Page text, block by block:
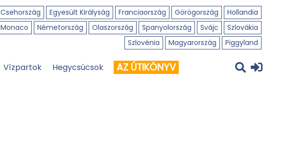
Csehország Egyesült Királyság Franciaország Görögország
Hollandia
Monaco Németország Olaszország Spanyolország Svájc
Szlovákia
Szlovénia
Magyarország Piggyland
Vízpartok Hegycsúcsok AZ ÚTIKÖNYV